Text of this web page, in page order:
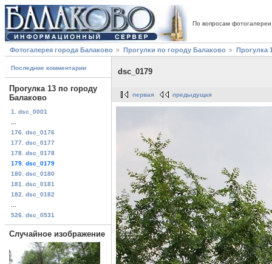
По вопросам
Фотогалерея города Балаково Прогулки по городу Балаково Прогулка
Последние комментарии
Прогулка 13 по городу
Балаково
1. dsc_0001
176. dsc_0176
177. dsc_0177
178. dsc_0178
179. dsc_0179
180. dsc_0180
181. dsc_0181
182. dsc_0182
526. dsc_0531
Случайное изображение
dsc_0179
первая предыдущая